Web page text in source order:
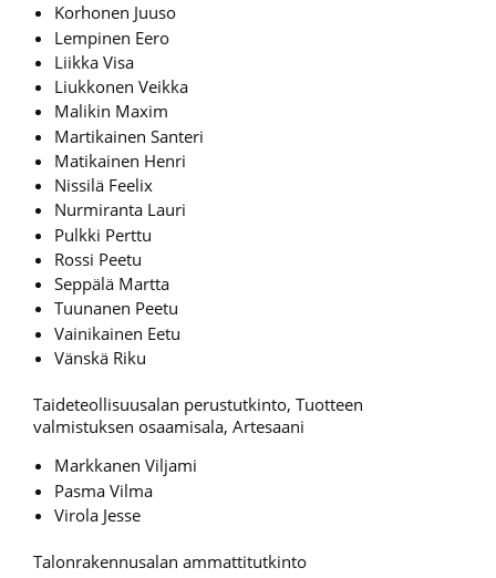
Korhonen Juuso
Lempinen Eero
Liikka Visa
Liukkonen Veikka
Malikin Maxim
Martikainen Santeri
Matikainen Henri
Nissilä Feelix
Nurmiranta Lauri
Pulkki Perttu
Rossi Peetu
Seppälä Martta
Tuunanen Peetu
Vainikainen Eetu
Vänskä Riku
Taideteollisuusalan perustutkinto, Tuotteen
valmistuksen osaamisala, Artesaani
Markkanen Viljami
Pasma Vilma
Virola Jesse
Talonrakennusalan ammattitutkinto